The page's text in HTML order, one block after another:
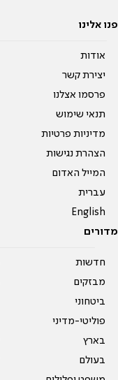
פנו אלינו
אודות
יצירת קשר
פרסמו אצלנו
תנאי שימוש
מדיניות פרטיות
הצהרת נגישות
המייל האדום
עברית
English
מדורים
חדשות
מבזקים
ביטחוני
פוליטי-מדיני
בארץ
בעולם